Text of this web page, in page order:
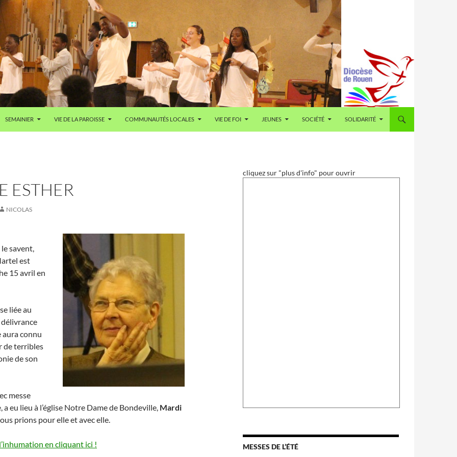
SEMAINIER VIE DE LA PAROISSE COMMUNAUTÉS LOCALES VIE DE FOI JEUNES SOCIÉTÉ SOLIDARITÉ
ESTHER
NICOLAS
savent,
est
15 avril en
liée au
aura connu
de terribles
de son
messe
a eu lieu à l’église Notre Dame de Bondeville, Mardi
prions pour elle et avec elle.
en cliquant ici !
cliquez sur "plus d'info" pour ouvrir
MESSES DE L’ÉTÉ